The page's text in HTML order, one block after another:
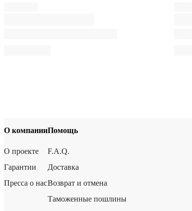
О компании
О проекте
Гарантии
Пресса о нас
Помощь
F.A.Q.
Доставка
Возврат и отмена
Таможенные пошлины